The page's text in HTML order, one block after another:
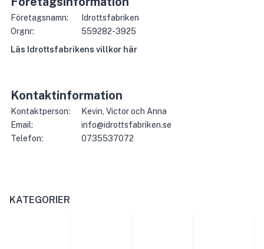
Företagsnamn:
Idrottsfabriken
Orgnr:
559282-3925
Läs Idrottsfabrikens villkor här
Kontaktinformation
Kontaktperson:
Kevin, Victor och Anna
Email:
info@idrottsfabriken.se
Telefon:
0735537072
KATEGORIER